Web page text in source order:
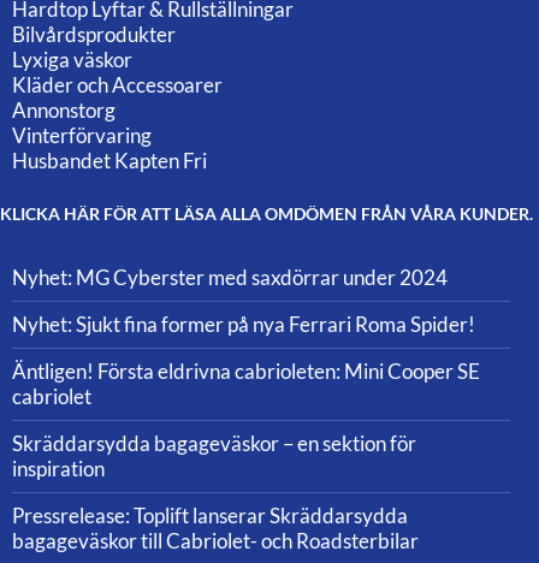
Hardtop Lyftar & Rullställningar
Bilvårdsprodukter
Lyxiga väskor
Kläder och Accessoarer
Annonstorg
Vinterförvaring
Husbandet Kapten Fri
KLICKA HÄR FÖR ATT LÄSA ALLA OMDÖMEN FRÅN VÅRA KUNDER.
Nyhet: MG Cyberster med saxdörrar under 2024
Nyhet: Sjukt fina former på nya Ferrari Roma Spider!
Äntligen! Första eldrivna cabrioleten: Mini Cooper SE
cabriolet
Skräddarsydda bagageväskor – en sektion för
inspiration
Pressrelease: Toplift lanserar Skräddarsydda
bagageväskor till Cabriolet- och Roadsterbilar